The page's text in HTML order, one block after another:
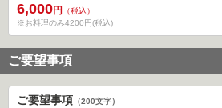
6,000円
（税込）
※お料理のみ4200円(税込)
ご要望事項
ご要望事項 （200文字）